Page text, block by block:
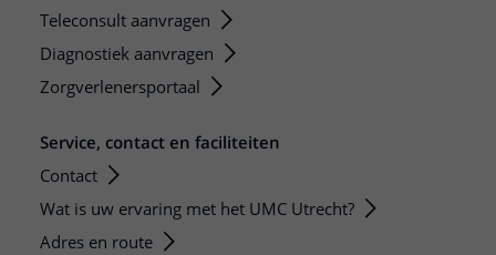
Teleconsult aanvragen
Diagnostiek aanvragen
Zorgverlenersportaal
Service, contact en faciliteiten
Contact
Wat is uw ervaring met het UMC Utrecht?
Adres en route